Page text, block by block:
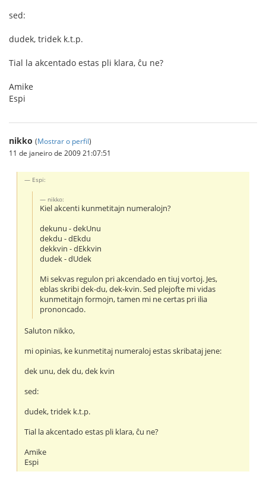
sed:
dudek, tridek k.t.p.
Tial la akcentado estas pli klara, ĉu ne?
Amike
Espi
nikko (Mostrar o perfil)
11 de janeiro de 2009 21:07:51
Espi:
nikko:
Kiel akcenti kunmetitajn numeralojn?
dekunu - dekUnu
dekdu - dEkdu
dekkvin - dEkkvin
dudek - dUdek
Mi sekvas regulon pri akcendado en tiuj vortoj. Jes,
eblas skribi dek-du, dek-kvin. Sed plejofte mi vidas
kunmetitajn formojn, tamen mi ne certas pri ilia
prononcado.
Saluton nikko,
mi opinias, ke kunmetitaj numeraloj estas skribataj jene:
dek unu, dek du, dek kvin
sed:
dudek, tridek k.t.p.
Tial la akcentado estas pli klara, ĉu ne?
Amike
Espi